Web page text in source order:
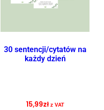
30 sentencji/cytatów na
każdy dzień
15,99zł z VAT